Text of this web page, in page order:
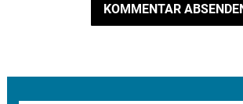
KOMMENTAR